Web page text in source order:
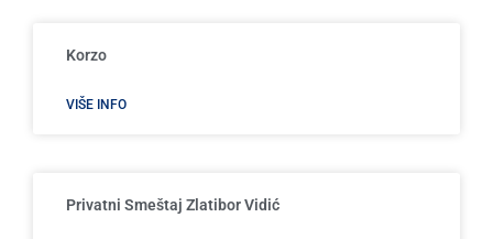
Korzo
VIŠE INFO
Privatni Smeštaj Zlatibor Vidić